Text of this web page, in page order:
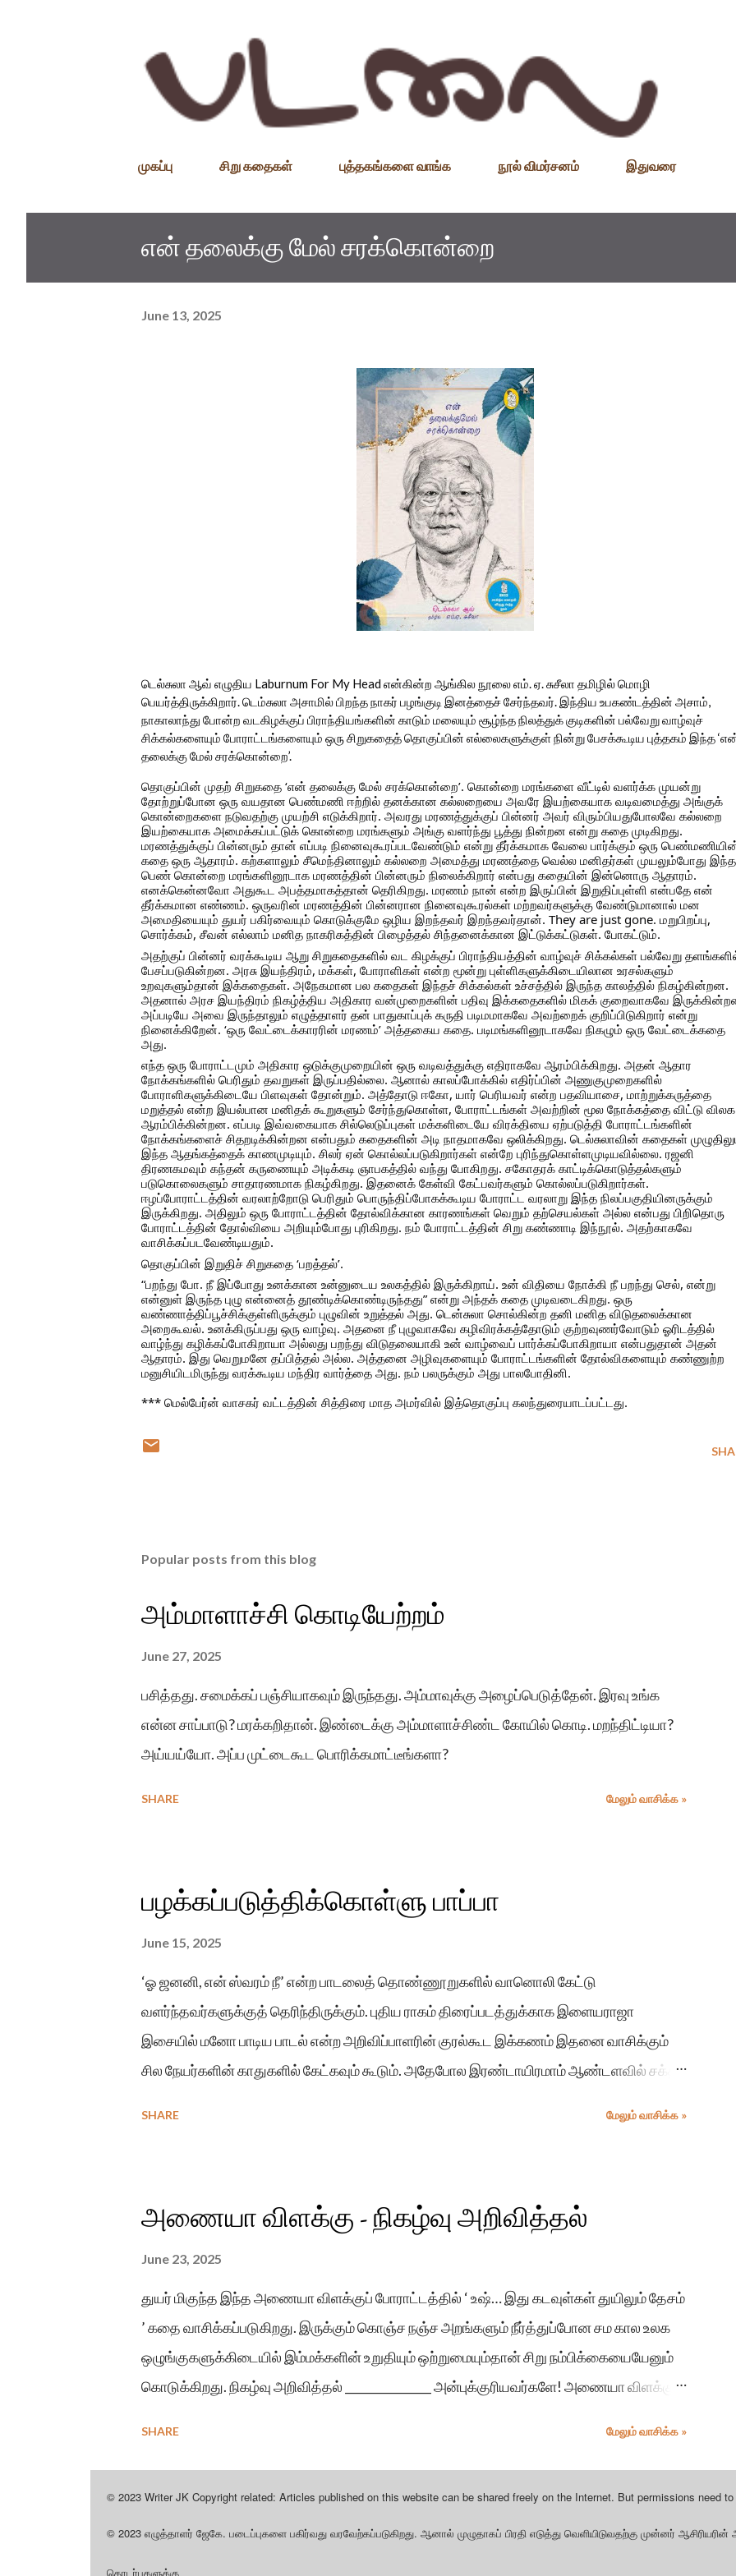
முகப்பு சிறு கதைகள் புத்தகங்களை வாங்க நூல் விமர்சனம் இதுவரை
என் தலைக்கு மேல் சரக்கொன்றை
June 13, 2025
டெல்சுலா ஆவ் எழுதிய Laburnum For My Head என்கின்ற ஆங்கில நூலை எம். ஏ. சுசீலா தமிழில் மொழி
பெயர்த்திருக்கிறார். டெம்சுலா அசாமில் பிறந்த நாகர் பழங்குடி இனத்தைச் சேர்ந்தவர். இந்திய உபகண்டத்தின் அசாம்,
நாகாலாந்து போன்ற வடகிழக்குப் பிராந்தியங்களின் காடும் மலையும் சூழ்ந்த நிலத்துக் குடிகளின் பல்வேறு வாழ்வுச்
சிக்கல்களையும் போராட்டங்களையும் ஒரு சிறுகதைத் தொகுப்பின் எல்லைகளுக்குள் நின்று பேசக்கூடிய புத்தகம் இந்த
தலைக்கு மேல்சரக்கொன்றை’.
தொகுப்பின் முதற் சிறுகதை ‘என் தலைக்கு மேல் சரக்கொன்றை’. கொன்றை மரங்களை வீட்டில் வளர்க்க முயன்று
தோற்றுப்போன ஒரு வயதான பெண்மணி ஈற்றில் தனக்கான கல்லறையை அவரே இயற்கையாக வடிவமைத்து அங்குக்
கொன்றைகளை நடுவதற்கு முயற்சி எடுக்கிறார். அவரது மரணத்துக்குப் பின்னர் அவர் விரும்பியதுபோலவே கல்லறை
இயற்கையாக அமைக்கப்பட்டுக் கொன்றை மரங்களும் அங்கு வளர்ந்து பூத்து நின்றன என்று கதை முடிகிறது.
மரணத்துக்குப் பின்னரும் தான் எப்படி நினைவுகூரப்படவேண்டும் என்று தீர்க்கமாக வேலை பார்க்கும் ஒரு
கதை ஒரு ஆதாரம். கற்களாலும் சீமெந்தினாலும் கல்லறை அமைத்து மரணத்தை வெல்ல மனிதர்கள் முயலும்போது
பெண் கொன்றை மரங்களினூடாக மரணத்தின் பின்னரும் நிலைக்கிறார் என்பது கதையின் இன்னொரு ஆதாரம்.
எனக்கென்னவோ அதுகூட அபத்தமாகத்தான் தெரிகிறது. மரணம் நான் என்ற இருப்பின் இறுதிப்புள்ளி என்பதே என்
தீர்க்கமான எண்ணம். ஒருவரின் மரணத்தின் பின்னரான நினைவுகூரல்கள் மற்றவர்களுக்கு வேண்டுமானால் மன
அமைதியையும் துயர் பகிர்வையும் கொடுக்குமே ஒழிய இறந்தவர் இறந்தவர்தான். They are just gone. மறுபிறப்பு,
சொர்க்கம், சீவன் எல்லாம் மனித நாகரிகத்தின் பிழைத்தல் சிந்தனைக்கான இட்டுக்கட்டுகள். போகட்டும்.
அதற்குப் பின்னர் வரக்கூடிய ஆறு சிறுகதைகளில் வட கிழக்குப் பிராந்தியத்தின் வாழ்வுச் சிக்கல்கள் பல்வேறு
பேசப்படுகின்றன. அரசு இயந்திரம், மக்கள், போராளிகள் என்ற மூன்று புள்ளிகளுக்கிடையிலான உரசல்களும்
உறவுகளும்தான் இக்கதைகள். அநேகமான பல கதைகள் இந்தச் சிக்கல்கள் உச்சத்தில் இருந்த காலத்தில் நிகழ்கின்றன.
அதனால் அரச இயந்திரம் நிகழ்த்திய அதிகார வன்முறைகளின் பதிவு இக்கதைகளில் மிகக் குறைவாகவே
அப்படியே அவை இருந்தாலும் எழுத்தாளர் தன் பாதுகாப்புக் கருதி படிமமாகவே அவற்றைக் குறிப்பிடுகிறார் என்று
நினைக்கிறேன். ‘ஒரு வேட்டைக்காரரின் மரணம்’ அத்தகைய கதை. படிமங்களினூடாகவே நிகழும் ஒரு வேட்டைக்கதை
அது.
எந்த ஒரு போராட்டமும் அதிகார ஒடுக்குமுறையின் ஒரு வடிவத்துக்கு எதிராகவே ஆரம்பிக்கிறது. அதன் ஆதார
நோக்கங்களில் பெரிதும் தவறுகள் இருப்பதில்லை. ஆனால் காலப்போக்கில் எதிர்ப்பின் அணுகுமுறைகளில்
போராளிகளுக்கிடையே பிளவுகள் தோன்றும். அத்தோடு ஈகோ, யார் பெரியவர் என்ற பதவியாசை, மாற்றுக்கருத்தை
மறுத்தல் என்ற இயல்பான மனிதக் கூறுகளும் சேர்ந்துகொள்ள, போராட்டங்கள் அவற்றின் மூல நோக்கத்தை விட்டு விலக
ஆரம்பிக்கின்றன. எப்படி இவ்வகையாக சில்லெடுப்புகள் மக்களிடையே விரக்தியை ஏற்படுத்தி போராட்டங்களின்
நோக்கங்களைச் சிதறடிக்கின்றன என்பதும் கதைகளின் அடி நாதமாகவே ஒலிக்கிறது. டெல்சுலாவின் கதைகள்
இந்த ஆதங்கத்தைக் காணமுடியும். சிலர் ஏன் கொல்லப்படுகிறார்கள் என்றே புரிந்துகொள்ளமுடியவில்லை. ரஜனி
திரணகமவும் கந்தன் கருணையும் அடிக்கடி ஞாபகத்தில் வந்து போகிறது. சகோதரக் காட்டிக்கொடுத்தல்களும்
படுகொலைகளும் சாதாரணமாக நிகழ்கிறது. இதனைக் கேள்வி கேட்பவர்களும் கொல்லப்படுகிறார்கள்.
ஈழப்போராட்டத்தின் வரலாற்றோடு பெரிதும் பொருந்திப்போகக்கூடிய போராட்ட வரலாறு இந்த நிலப்பகுதியினருக்கும்
இருக்கிறது. அதிலும் ஒரு போராட்டத்தின் தோல்விக்கான காரணங்கள் வெறும் தற்செயல்கள் அல்ல என்பது பிறிதொரு
போராட்டத்தின் தோல்வியை அறியும்போது புரிகிறது. நம் போராட்டத்தின் சிறு கண்ணாடி இந்நூல். அதற்காகவே
வாசிக்கப்படவேண்டியதும்.
தொகுப்பின் இறுதிச் சிறுகதை ‘பறத்தல்’.
“பறந்து போ. நீ இப்போது உனக்கான உன்னுடைய உலகத்தில் இருக்கிறாய். உன் விதியை நோக்கி நீ பறந்து செல், என்று
என்னுள் இருந்த புழு என்னைத் தூண்டிக்கொண்டிருந்தது” என்று அந்தக் கதை முடிவடைகிறது. ஒரு
வண்ணாத்திப்பூச்சிக்குள்ளிருக்கும் புழுவின் உறுத்தல் அது. டென்சுலா சொல்கின்ற தனி மனித விடுதலைக்கான
அறைகூவல். உனக்கிருப்பது ஒரு வாழ்வு. அதனை நீ புழுவாகவே கழிவிரக்கத்தோடும் குற்றவுணர்வோடும் ஓரிடத்தில்
வாழ்ந்து கழிக்கப்போகிறாயா அல்லது பறந்து விடுதலையாகி உன் வாழ்வைப் பார்க்கப்போகிறாயா என்பதுதான் அதன்
ஆதாரம். இது வெறுமனே தப்பித்தல் அல்ல. அத்தனை அழிவுகளையும் போராட்டங்களின் தோல்விகளையும் கண்ணுற்ற
மனுசியிடமிருந்து வரக்கூடிய மந்திர வார்த்தை அது. நம் பலருக்கும் அது பாலபோதினி.
*** மெல்பேர்ன் வாசகர் வட்டத்தின் சித்திரை மாத அமர்வில் இத்தொகுப்பு கலந்துரையாடப்பட்டது.
Popular posts from this blog
அம்மாளாச்சி கொடியேற்றம்
June 27, 2025
பசித்தது. சமைக்கப் பஞ்சியாகவும் இருந்தது. அம்மாவுக்கு அழைப்பெடுத்தேன். இரவு உங்க
என்ன சாப்பாடு? மரக்கறிதான். இண்டைக்கு அம்மாளாச்சிண்ட கோயில் கொடி. மறந்திட்டியா?
அய்யய்யோ. அப்ப முட்டைகூட பொரிக்கமாட்டீங்களா?
SHARE மேலும் வாசிக்க »
பழக்கப்படுத்திக்கொள்ளு பாப்பா
June 15, 2025
‘ஓ ஜனனி, என் ஸ்வரம் நீ’ என்ற பாடலைத் தொண்ணூறுகளில் வானொலி கேட்டு
வளர்ந்தவர்களுக்குத் தெரிந்திருக்கும். புதிய ராகம் திரைப்படத்துக்காக இளையராஜா
இசையில் மனோ பாடிய பாடல் என்ற அறிவிப்பாளரின் குரல்கூட இக்கணம் இதனை வாசிக்கும்
சில நேயர்களின் காதுகளில் கேட்கவும் கூடும். அதேபோல இரண்டாயிரமாம் ஆண்டளவில் சக்தி,
SHARE மேலும் வாசிக்க »
அணையா விளக்கு - நிகழ்வு அறிவித்தல்
June 23, 2025
துயர் மிகுந்த இந்த அணையா விளக்குப் போராட்டத்தில் ‘ உஷ்… இது கடவுள்கள் துயிலும் தேசம்
’ கதை வாசிக்கப்படுகிறது. இருக்கும் கொஞ்ச நஞ்ச அறங்களும் நீர்த்துப்போன சம கால உலக
ஒழுங்குகளுக்கிடையில் இம்மக்களின் உறுதியும் ஒற்றுமையும்தான் சிறு நம்பிக்கையையேனும்
கொடுக்கிறது. நிகழ்வு அறிவித்தல் _______________ அன்புக்குரியவர்களே! அணையா விளக்கு
இடம்பெறும்.
SHARE மேலும் வாசிக்க »
© 2023 Writer JK Copyright related: Articles published on this website can be shared freely on the Internet. But permissions need
© 2023 எழுத்தாளர் ஜேகே. படைப்புகளை பகிர்வது வரவேற்கப்படுகிறது. ஆனால் முழுதாகப் பிரதி எடுத்து வெளியிடுவதற்கு முன்னர் ஆசிரியரின்
தொடர்புகளுக்கு